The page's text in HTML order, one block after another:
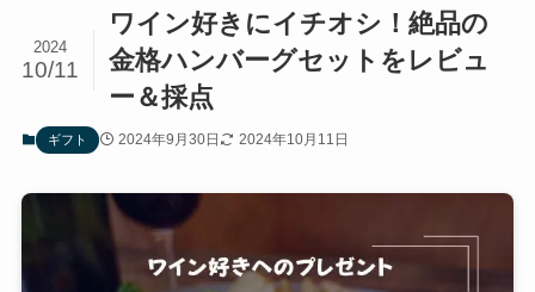
ワイン好きにイチオシ！絶品の
金格ハンバーグセットをレビュ
ー＆採点
2024
10/11
ギフト 2024年9月30日 2024年10月11日